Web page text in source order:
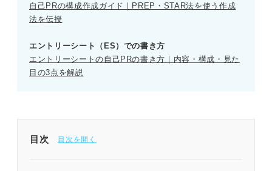
自己PRの構成作成ガイド｜PREP・STAR法を使う作成
法を伝授
エントリーシート（ES）での書き方
エントリーシートの自己PRの書き方｜内容・構成・見た
目の3点を解説
目次